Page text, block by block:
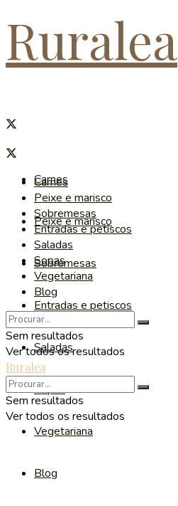
Ruralea
Carnes
Peixe e marisco
Sobremesas
Entradas e petiscos
Saladas
Sopas
Vegetariana
Blog
Carnes
Peixe e marisco
Sobremesas
Entradas e petiscos
Saladas
Sopas
Vegetariana
Blog
Sem resultados
Ver todos os resultados
Ruralea
Sem resultados
Ver todos os resultados